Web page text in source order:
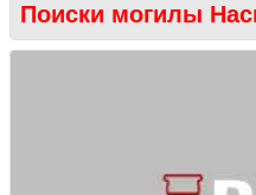
Поиски могилы